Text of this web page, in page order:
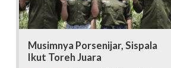
Musimnya Porsenijar, Sispala
Ikut Toreh Juara